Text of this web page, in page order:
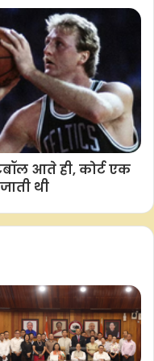
आते ही, कोर्ट एक
थी